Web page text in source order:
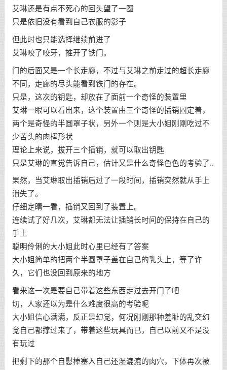
艾琳还是有点不死心的回头望了一圈
只是依旧没有看到自己衣服的影子
但此时也只能选择继续前进了
艾琳咬了咬牙，推开了铁门。
门的后面又是一个长走廊，不过与艾琳之前走过的超长走廊
不同，走廊的尽头能看到铁门的存在。
只是，这次的钥匙，却放在了面前一个奇怪的装置里
艾琳一眼可以看出来，这个装置由三个奇怪的插销固定着，
两个是奇怪的半圆罩子状，另外一个则是大小姐刚刚吃过不
少苦头的肉棒形状
理论上来说，拔开三个插销，就可以取出钥匙
只是艾琳的直觉告诉自己，估计又是什么奇怪色色的考验了..
果然，当艾琳取出插销后过了一段时间，插销突然就从手上
消失了。
仔细定睛一看，插销又回到了装置上。
连续试了好几次，艾琳都无法让插销长时间的保持在自己的
手上
聪明伶俐的大小姐此时心里已经有了答案
大小姐简单的把两个半圆罩子盖在自己的乳头上，等了许
久，它们也没回到原来的地方
看来这一次是要自己带着这些东西走过去开门了吧
切，人家还以为是什么难度很高的考验呢
大小姐信心满满，反正是幻觉，何况刚刚那种羞耻的乱交幻
觉自己都撑过来了，带着这些玩具而已，自己以前又不是没
有玩过
把剩下的那个自慰棒塞入自己还湿漉漉的肉穴，下体再次被